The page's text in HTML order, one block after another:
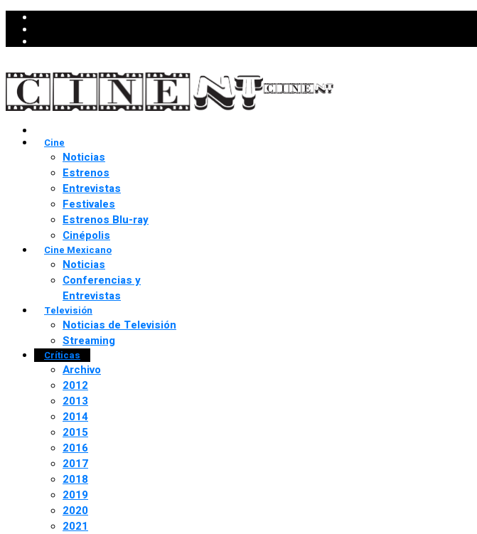
Cine
Noticias
Estrenos
Entrevistas
Festivales
Estrenos Blu-ray
Cinépolis
Cine Mexicano
Noticias
Conferencias y
Entrevistas
Televisión
Noticias de Televisión
Streaming
Críticas
Archivo
2012
2013
2014
2015
2016
2017
2018
2019
2020
2021